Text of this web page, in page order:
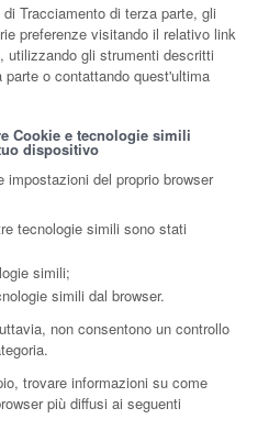
Tracciamento di terza parte, gli
preferenze visitando il relativo link
utilizzando gli strumenti descritti
o contattando quest'ultima
Cookie e tecnologie simili
dispositivo
del proprio browser
tecnologie simili sono stati
simili;
simili dal browser.
non consentono un controllo
trovare informazioni su come
più diffusi ai seguenti